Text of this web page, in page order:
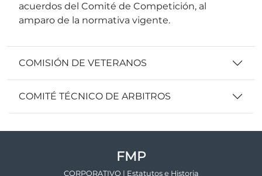
acuerdos del Comité de Competición, al
amparo de la normativa vigente.
COMISIÓN DE VETERANOS
COMITÉ TÉCNICO DE ARBITROS
FMP
CORPORATIVO | Estatutos e Historia